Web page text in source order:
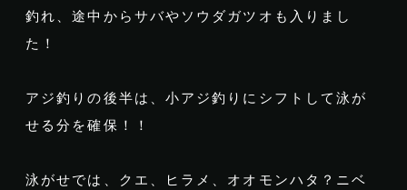
釣れ、途中からサバやソウダガツオも入りまし
た！
アジ釣りの後半は、小アジ釣りにシフトして泳が
せる分を確保！！
泳がせでは、クエ、ヒラメ、オオモンハタ？ニベ